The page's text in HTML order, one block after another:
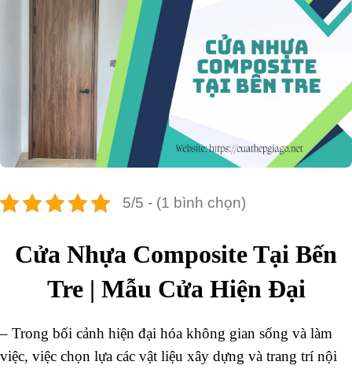
5/5 - (1 bình chọn)
Cửa Nhựa Composite Tại Bến
Tre | Mẫu Cửa Hiện Đại
– Trong bối cảnh hiện đại hóa không gian sống và làm
việc, việc chọn lựa các vật liệu xây dựng và trang trí nội